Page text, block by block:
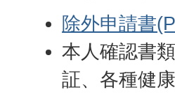
除外申請書
本人確認書
証、各種健